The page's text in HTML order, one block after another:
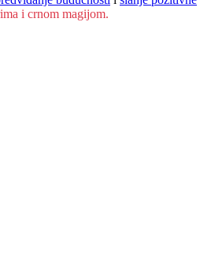
i crnom magijom.